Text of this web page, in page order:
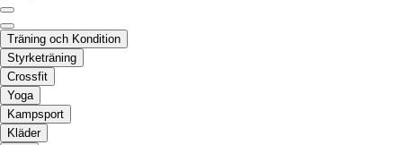
Träning och Kondition
Styrketräning
Crossfit
Yoga
Kampsport
Kläder